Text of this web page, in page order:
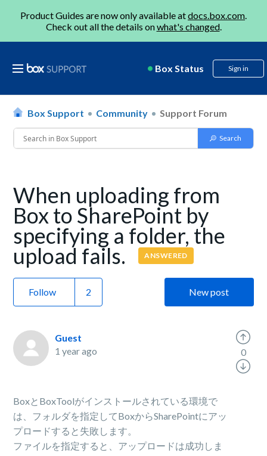
Product Guides are now only available atdocs.box.com.
Check out all the details onwhat's changed.
Box Status Sign in
Box Support Community Support Forum
When uploading from
Box to SharePoint by
specifying a folder, the
upload fails. ANSWERED
Follow New post
Guest
1 year ago
BoxとBoxToolがインストールされている環境で
は、フォルダを指定してBoxからSharePointにアッ
プロードすると失敗します。
ファイルを指定すると、アップロードは成功しま
0